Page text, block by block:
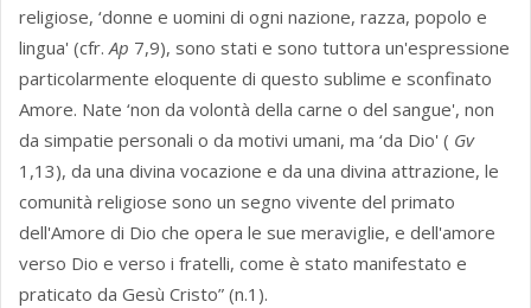
religiose, ‘donne e uomini di ogni nazione, razza, popolo e
lingua' (cfr.Ap 7,9), sono stati e sono tuttora un'espressione
particolarmente eloquente di questo sublime e sconfinato
Amore. Nate ‘non da volontà della carne o del sangue', non
da simpatie personali o da motivi umani, ma ‘da Dio' ( Gv
1,13), da una divina vocazione e da una divina attrazione, le
comunità religiose sono un segno vivente del primato
dell'Amore di Dio che opera le sue meraviglie, e dell'amore
verso Dio e verso i fratelli, come è stato manifestato e
praticato da Gesù Cristo” (n.1).